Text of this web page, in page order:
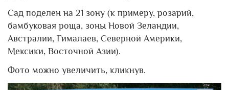
Сад поделен на 21 зону (к примеру, розарий,
бамбуковая роща, зоны Новой Зеландии,
Австралии, Гималаев, Северной Америки,
Мексики, Восточной Азии).
Фото можно увеличить, кликнув.